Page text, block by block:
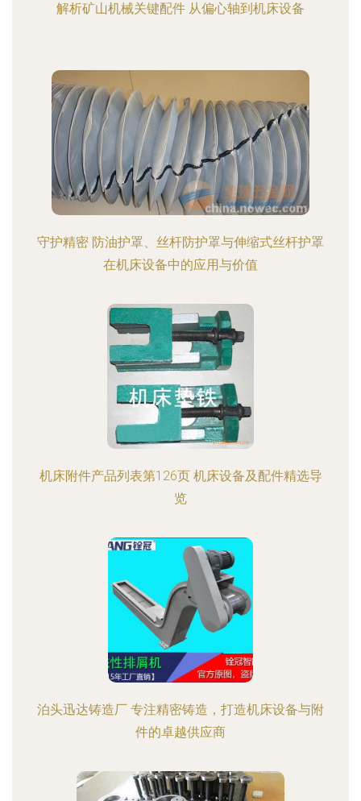
解析矿山机械关键配件 从偏心轴到机床设备
守护精密 防油护罩、丝杆防护罩与伸缩式丝杆护罩
在机床设备中的应用与价值
机床附件产品列表第126页 机床设备及配件精选导
览
泊头迅达铸造厂 专注精密铸造，打造机床设备与附
件的卓越供应商